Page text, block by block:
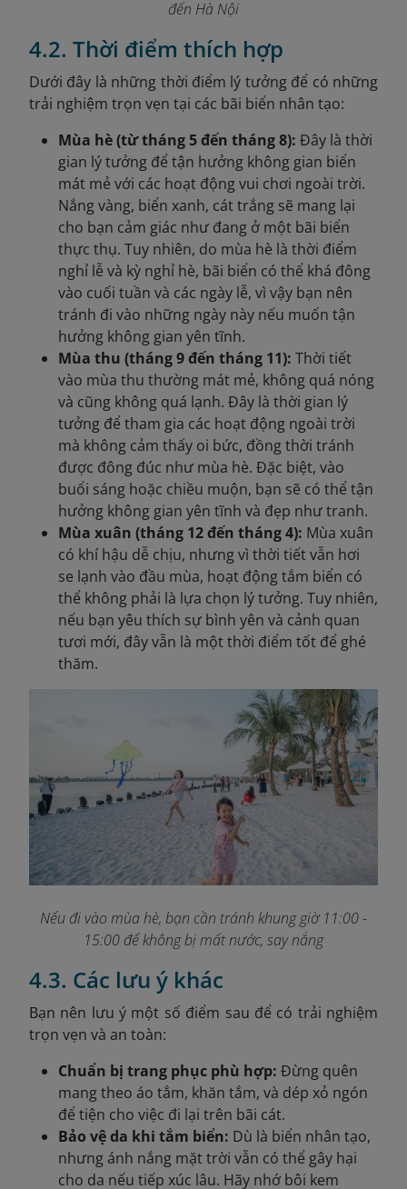
đến Hà Nội
4.2. Thời điểm thích hợp
Dưới đây là những thời điểm lý tưởng để có những
trải nghiệm trọn vẹn tại các bãi biển nhân tạo:
Mùa hè (từ tháng 5 đến tháng 8): Đây là thời
gian lý tưởng để tận hưởng không gian biển
mát mẻ với các hoạt động vui chơi ngoài trời.
Nắng vàng, biển xanh, cát trắng sẽ mang lại
cho bạn cảm giác như đang ở một bãi biển
thực thụ. Tuy nhiên, do mùa hè là thời điểm
nghỉ lễ và kỳ nghỉ hè, bãi biển có thể khá đông
vào cuối tuần và các ngày lễ, vì vậy bạn nên
tránh đi vào những ngày này nếu muốn tận
hưởng không gian yên tĩnh.
Mùa thu (tháng 9 đến tháng 11): Thời tiết
vào mùa thu thường mát mẻ, không quá nóng
và cũng không quá lạnh. Đây là thời gian lý
tưởng để tham gia các hoạt động ngoài trời
mà không cảm thấy oi bức, đồng thời tránh
được đông đúc như mùa hè. Đặc biệt, vào
buổi sáng hoặc chiều muộn, bạn sẽ có thể tận
hưởng không gian yên tĩnh và đẹp như tranh.
Mùa xuân (tháng 12 đến tháng 4): Mùa xuân
có khí hậu dễ chịu, nhưng vì thời tiết vẫn hơi
se lạnh vào đầu mùa, hoạt động tắm biển có
thể không phải là lựa chọn lý tưởng. Tuy nhiên,
nếu bạn yêu thích sự bình yên và cảnh quan
tươi mới, đây vẫn là một thời điểm tốt để ghé
thăm.
Nếu đi vào mùa hè, bạn cần tránh khung giờ 11:00 -
15:00 để không bị mất nước, say nắng
4.3. Các lưu ý khác
Bạn nên lưu ý một số điểm sau để có trải nghiệm
trọn vẹn và an toàn:
Chuẩn bị trang phục phù hợp: Đừng quên
mang theo áo tắm, khăn tắm, và dép xỏ ngón
để tiện cho việc đi lại trên bãi cát.
Bảo vệ da khi tắm biển: Dù là biển nhân tạo,
nhưng ánh nắng mặt trời vẫn có thể gây hại
cho da nếu tiếp xúc lâu. Hãy nhớ bôi kem